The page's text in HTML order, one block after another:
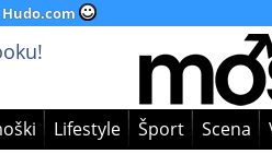
Hudo.com
Lifestyle Šport Scena